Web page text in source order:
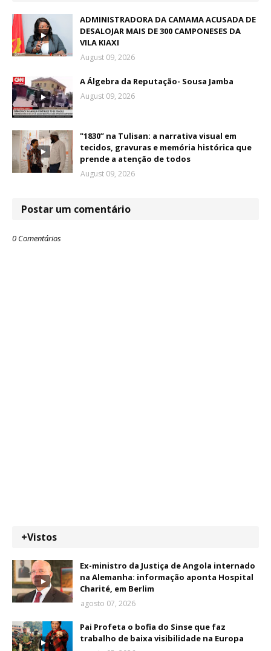
ADMINISTRADORA DA CAMAMA ACUSADA DE
DESALOJAR MAIS DE 300 CAMPONESES DA
VILA KIAXI
August 09, 2026
A Álgebra da Reputação- Sousa Jamba
August 09, 2026
"1830” na Tulisan: a narrativa visual em
tecidos, gravuras e memória histórica que
prende a atenção de todos
August 09, 2026
Postar um comentário
0 Comentários
+Vistos
Ex-ministro da Justiça de Angola internado
na Alemanha: informação aponta Hospital
Charité, em Berlim
agosto 07, 2026
Pai Profeta o bofia do Sinse que faz
trabalho de baixa visibilidade na Europa